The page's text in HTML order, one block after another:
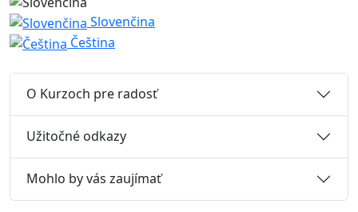
Slovenčina
Čeština
O Kurzoch pre radosť
Užitočné odkazy
Mohlo by vás zaujímať